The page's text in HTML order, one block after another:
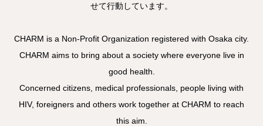
せて行動しています。
CHARM is a Non-Profit Organization registered with Osaka city.
CHARM aims to bring about a society where everyone live in
good health.
Concerned citizens, medical professionals, people living with
HIV, foreigners and others work together at CHARM to reach
this aim.